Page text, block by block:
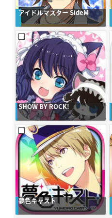
アイドルマスター SideM
SHOW BY ROCK!
夢色キャスト